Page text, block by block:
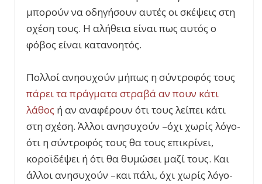
μπορούν να οδηγήσουν αυτές οι σκέψεις στη
σχέση τους. Η αλήθεια είναι πως αυτός ο
φόβος είναι κατανοητός.
Πολλοί ανησυχούν μήπως η σύντροφός τους
πάρει τα πράγματα στραβά αν πουν κάτι
λάθος ή αν αναφέρουν ότι τους λείπει κάτι
στη σχέση. Άλλοι ανησυχούν –όχι χωρίς λόγο-
ότι η σύντροφός τους θα τους επικρίνει,
κοροϊδέψει ή ότι θα θυμώσει μαζί τους. Και
άλλοι ανησυχούν –και πάλι, όχι χωρίς λόγο-